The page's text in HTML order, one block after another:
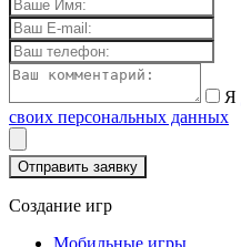
Я
своих персональных данных
Отправить заявку
Создание игр
Мобильные игры